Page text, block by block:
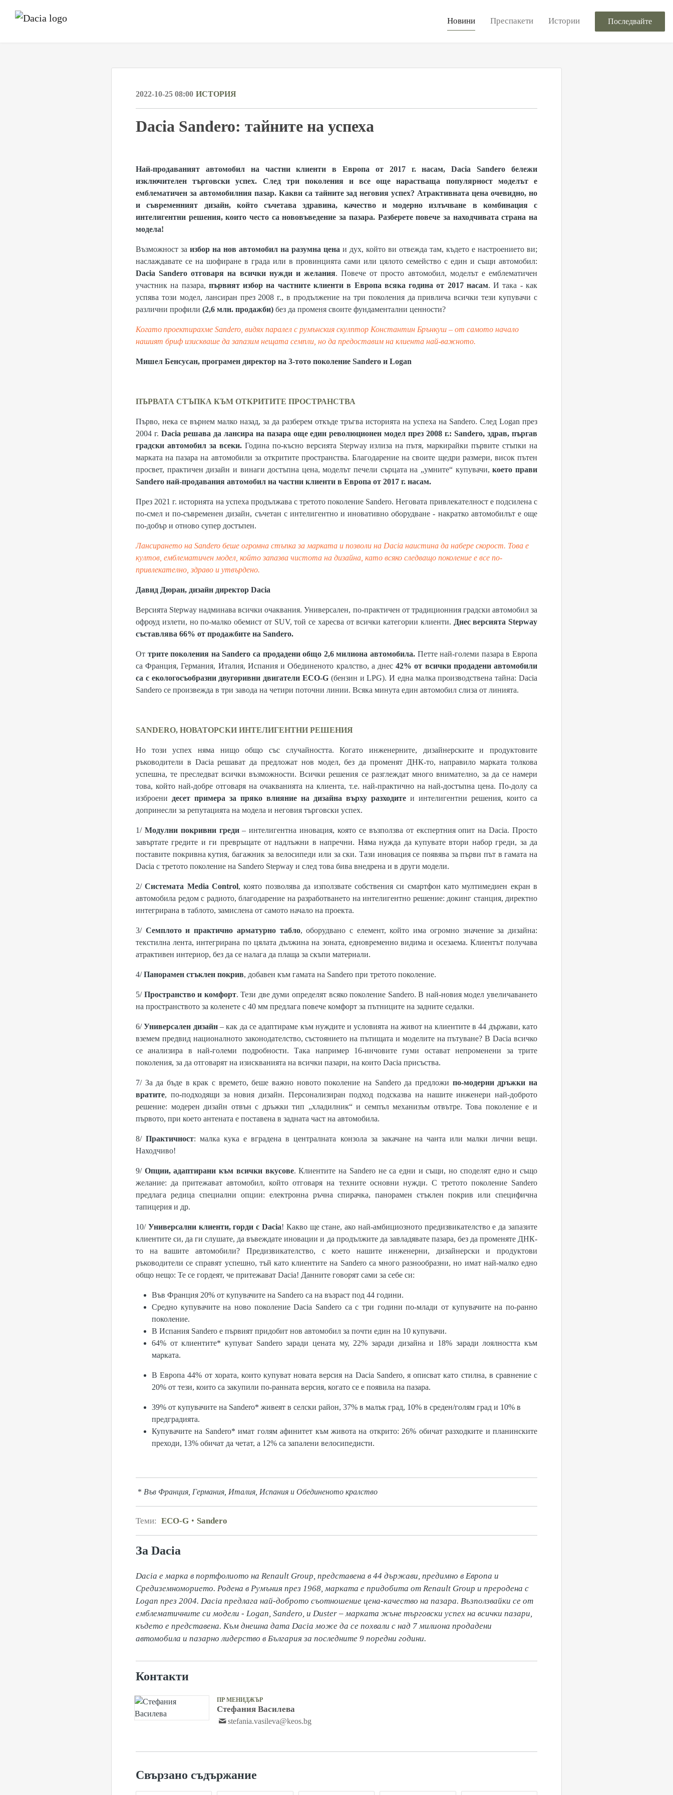
Новини Преспакети Истории Последвайте
2022-10-25 08:00 ИСТОРИЯ
Dacia Sandero: тайните на успеха
Най-продаваният автомобил на частни клиенти в Европа от 2017 г. насам, Dacia Sandero бележи
изключителен търговски успех. След три поколения и все още нарастваща популярност моделът е
емблематичен за автомобилния пазар. Какви са тайните зад неговия успех? Атрактивната цена очевидно, но
и съвременният дизайн, който съчетава здравина, качество и модерно излъчване в комбинация с
интелигентни решения, които често са нововъведение за пазара. Разберете повече за находчивата страна на
модела!
Възможност за избор на нов автомобил на разумна цена и дух, който ви отвежда там, където е настроението ви;
наслаждавате се на шофиране в града или в провинцията сами или цялото семейство с един и същи автомобил:
Dacia Sandero отговаря на всички нужди и желания. Повече от просто автомобил, моделът е емблематичен
участник на пазара, първият избор на частните клиенти в Европа всяка година от 2017 насам. И така - как
успява този модел, лансиран през 2008 г., в продължение на три поколения да привлича всички тези купувачи с
различни профили (2,6 млн. продажби) без да променя своите фундаментални ценности?
Когато проектирахме Sandero, видях паралел с румънския скулптор Константин Брънкуш – от самото начало
нашият бриф изискваше да запазим нещата семпли, но да предоставим на клиента най-важното.
Мишел Бенсусан, програмен директор на 3-тото поколение Sandero и Logan
ПЪРВАТА СТЪПКА КЪМ ОТКРИТИТЕ ПРОСТРАНСТВА
Първо, нека се върнем малко назад, за да разберем откъде тръгва историята на успеха на Sаndero. След Logan през
2004 г. Dacia решава да лансира на пазара още един революционен модел през 2008 г.:Sandero, здрав, пъргав
градски автомобил за всеки.Година по-късно версията Stepway излиза на пътя, маркирайки първите стъпки на
марката на пазара на автомобили за откритите пространства. Благодарение на своите щедри размери, висок пътен
просвет, практичен дизайн и винаги достъпна цена, моделът печели сърцата на „умните“ купувачи,което прави
Sandero най-продавания автомобил на частни клиенти в Европа от 2017 г. насам.
През 2021 г. историята на успеха продължава с третото поколение Sandero. Неговата привлекателност е подсилена с
по-смел и по-съвременен дизайн, съчетан с интелигентно и иновативно оборудване - накратко автомобилът е още
по-добър и отново супер достъпен.
Лансирането на Sandero беше огромна стъпка за марката и позволи на Dacia наистина да набере скорост. Това е
култов, емблематичен модел, който запазва чистота на дизайна, като всяко следващо поколение е все по-
привлекателно, здраво и утвърдено.
Давид Дюран, дизайн директор Dacia
Версията Stepway надминава всички очаквания. Универсален, по-практичен от традиционния градски автомобил за
офроуд излети, но по-малко обемист от SUV, той се харесва от всички категории клиенти. Днес версията Stepway
съставлява 66% от продажбите на Sandero.
От трите поколения на Sandero са продадени общо 2,6 милиона автомобила. Петте най-големи пазара в Европа
са Франция, Германия, Италия, Испания и Обединеното кралство, а днес42% от всички продадени автомобили
са с екологосъобразни двугоривни двигатели ECO-G(бензин и LPG). И една малка производствена тайна: Dacia
Sandero се произвежда в три завода на четири поточни линии. Всяка минута един автомобил слиза от линията.
SANDERO, НОВАТОРСКИ ИНТЕЛИГЕНТНИ РЕШЕНИЯ
Но този успех няма нищо общо със случайността. Когато инженерните, дизайнерските и продуктовите
ръководители в Dacia решават да предложат нов модел, без да променят ДНК-то, направило марката толкова
успешна, те преследват всички възможности. Всички решения се разглеждат много внимателно, за да се намери
това, който най-добре отговаря на очакванията на клиента, т.е. най-практично на най-достъпна цена. По-долу са
изброени десет примера за пряко влияние на дизайна върху разходите и интелигентни решения, които са
допринесли за репутацията на модела и неговия търговски успех.
1/ Модулни покривни греди– интелигентна иновация, която се възползва от експертния опит на Dacia. Просто
завъртате гредите и ги превръщате от надлъжни в напречни. Няма нужда да купувате втори набор греди, за да
поставите покривна кутия, багажник за велосипеди или за ски. Тази иновация се появява за първи път в гамата на
Dacia с третото поколение на Sandero Stepway и след това бива внедрена и в други модели.
2/Системата Media Control, която позволява да използвате собствения си смартфон като мултимедиен екран в
автомобила редом с радиото, благодарение на разработването на интелигентно решение: докинг станция, директно
интегрирана в таблото, замислена от самото начало на проекта.
3/ Семплото и практично арматурно табло, оборудвано с елемент, който има огромно значение за дизайна:
текстилна лента, интегрирана по цялата дължина на зоната, едновременно видима и осезаема. Клиентът получава
атрактивен интериор, без да се налага да плаща за скъпи материали.
4/Панорамен стъклен покрив, добавен към гамата на Sandero при третото поколение.
5/ Пространство и комфорт. Тези две думи определят всяко поколение Sandero. В най-новия модел увеличаването
на пространството за коленете с 40 мм предлага повече комфорт за пътниците на задните седалки.
6/Универсален дизайн– как да се адаптираме към нуждите и условията на живот на клиентите в 44 държави, като
вземем предвид националното законодателство, състоянието на пътищата и моделите на пътуване? В Dacia всичко
се анализира в най-големи подробности. Така например 16-инчовите гуми остават непроменени за трите
поколения, за да отговарят на изискванията на всички пазари, на които Dacia присъства.
7/ За да бъде в крак с времето, беше важно новото поколение на Sandero да предложи по-модерни дръжки на
вратите, по-подходящи за новия дизайн. Персонализиран подход подсказва на нашите инженери най-доброто
решение: модерен дизайн отвън с дръжки тип „хладилник“ и семпъл механизъм отвътре. Това поколение е и
първото, при което антената е поставена в задната част на автомобила.
8/Практичност: малка кука е вградена в централната конзола за закачане на чанта или малки лични вещи.
Находчиво!
9/ Опции, адаптирани към всички вкусове. Клиентите на Sandero не са едни и същи, но споделят едно и също
желание: да притежават автомобил, който отговаря на техните основни нужди. С третото поколение Sandero
предлага редица специални опции: електронна ръчна спирачка, панорамен стъклен покрив или специфична
тапицерия и др.
10/ Универсални клиенти, горди с Dacia! Какво ще стане, ако най-амбициозното предизвикателство е да запазите
клиентите си, да ги слушате, да въвеждате иновации и да продължите да завладявате пазара, без да променяте ДНК-
то на вашите автомобили? Предизвикателство, с което нашите инженерни, дизайнерски и продуктови
ръководители се справят успешно, тъй като клиентите на Sandero са много разнообразни, но имат най-малко едно
общо нещо: Те се гордеят, че притежават Dacia! Данните говорят сами за себе си:
Във Франция 20% от купувачите на Sandero са на възраст под 44 години.
Средно купувачите на ново поколение Dacia Sandero са с три години по-млади от купувачите на по-ранно
поколение.
В Испания Sandero е първият придобит нов автомобил за почти един на 10 купувачи.
64% от клиентите* купуват Sandero заради цената му, 22% заради дизайна и 18% заради лоялността към
марката.
В Европа 44% от хората, които купуват новата версия на Dacia Sandero, я описват като стилна, в сравнение с
20% от тези, които са закупили по-ранната версия, когато се е появила на пазара.
39% от купувачите на Sandero* живеят в селски район, 37% в малък град, 10% в среден/голям град и 10% в
предградията.
Купувачите на Sandero* имат голям афинитет към живота на открито: 26% обичат разходките и планинските
преходи, 13% обичат да четат, а 12% са запалени велосипедисти.
* Във Франция, Германия, Италия, Испания и Обединеното кралство
Теми: ECO-G Sandero
За Dacia
Dacia е марка в портфолиото на Renault Group, представена в 44 държави, предимно в Европа и
Средиземноморието. Родена в Румъния през 1968, марката е придобита от Renault Group и преродена с
Logan през 2004. Dacia предлага най-доброто съотношение цена-качество на пазара. Възползвайки се от
емблематичните си модели - Logan, Sandero, и Duster – марката жъне търговски успех на всички пазари,
където е представена. Към днешна дата Dacia може да се похвали с над 7 милиона продадени
автомобила и пазарно лидерство в България за последните 9 поредни години.
Контакти
ПР МЕНИДЖЪР
Стефания Василева
stefania.vasileva@keos.bg
Свързано съдържание